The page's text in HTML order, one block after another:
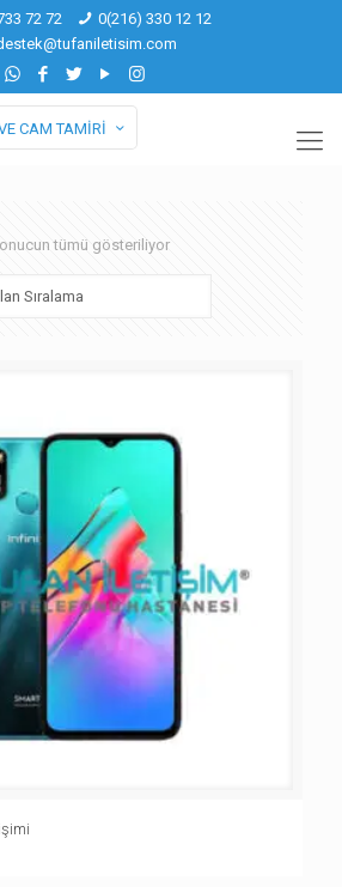
72 72
0(216) 330 12 12
CAM TAMİRİ
tümü gösteriliyor